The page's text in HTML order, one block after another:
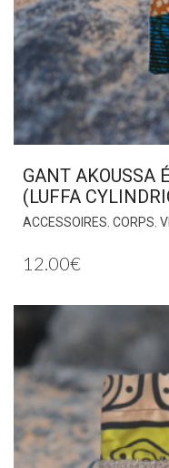
GANT AKOUSSA
(LUFFA
ACCESSOIRES, CORPS,
12.00€